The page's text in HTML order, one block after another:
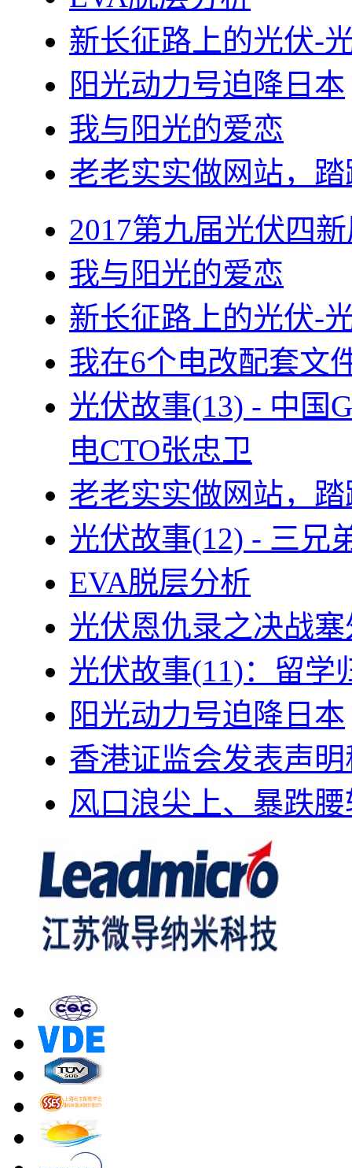
新长征路上的光伏-
阳光动力号迫降日本
我与阳光的爱恋
老老实实做网站，
2017第九届光伏四
我与阳光的爱恋
新长征路上的光伏-
我在6个电改配套文
光伏故事(13) - 中国
电CTO张忠卫
老老实实做网站，
光伏故事(12) - 三兄
EVA脱层分析
光伏恩仇录之决战
光伏故事(11)：留学
阳光动力号迫降日本
香港证监会发表声
风口浪尖上、暴跌